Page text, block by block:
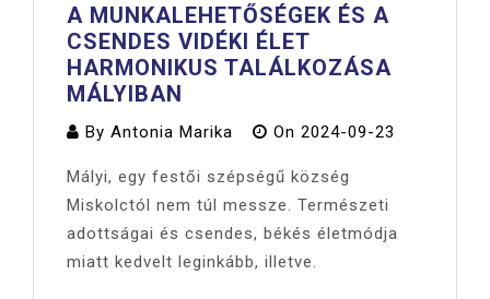
A MUNKALEHETŐSÉGEK ÉS A
CSENDES VIDÉKI ÉLET
HARMONIKUS TALÁLKOZÁSA
MÁLYIBAN
By Antonia Marika On 2024-09-23
Mályi, egy festői szépségű község
Miskolctól nem túl messze. Természeti
adottságai és csendes, békés életmódja
miatt kedvelt leginkább, illetve.